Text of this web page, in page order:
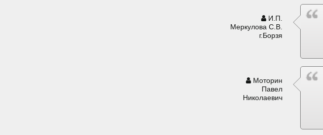
И.П.
Меркулова С.В.
г.Борзя
Моторин
Павел
Николаевич